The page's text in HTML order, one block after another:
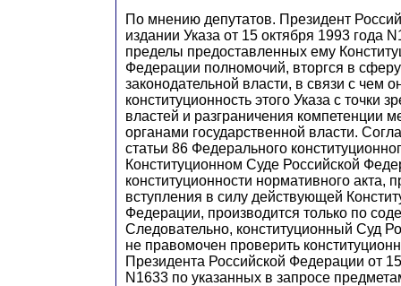
По мнению депутатов. Президент
издании Указа от 15 октября 1993 года
пределы предоставленных ему
Федерации полномочий, вторгся в сф
законодательной власти, в связи с чем
конституционность этого Указа с точки
властей и разграничения компетенции
органами государственной власти.
статьи 86 Федерального
Конституционном Суде Российской
конституционности нормативного акта, п
вступления в силу действующей
Федерации, производится только по
Следовательно, конституционный Суд
не правомочен проверить
Президента Российской Федерации от
N1633 по указанных в запросе предм